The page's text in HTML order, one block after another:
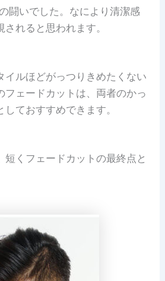
闘いでした。なにより清潔感
れると思われます。
イルほどがっつりきめたくない
フェードカットは、両者のかっ
ておすすめできます。
短くフェードカットの最終点と